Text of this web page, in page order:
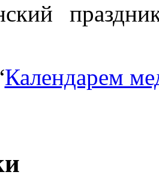
Календарем